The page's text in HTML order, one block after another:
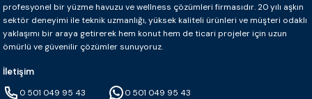
profesyonel bir yüzme havuzu ve wellness çözümleri firmasıdır. 20 yılı aşkın
sektör deneyimi ile teknik uzmanlığı, yüksek kaliteli ürünleri ve müşteri odaklı
yaklaşımı bir araya getirerek hem konut hem de ticari projeler için uzun
ömürlü ve güvenilir çözümler sunuyoruz.
İletişim
0 501 049 95 43
0 501 049 95 43